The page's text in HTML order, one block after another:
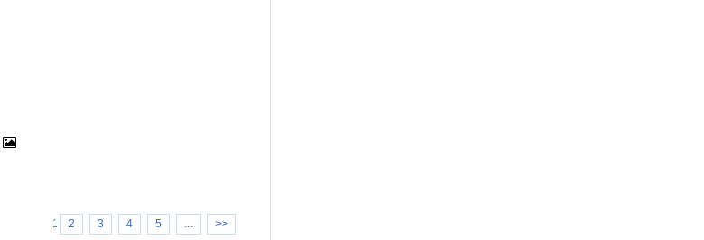
1 2 3 4 5 ... >>